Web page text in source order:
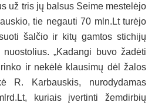
už tris jų balsus Seime mestelėjo
tie negauti 70 mln.Lt turėjo
šalčio ir kitų gamtos stichijų
„Kadangi buvo žadėti
ir nekėlė klausimų dėl žalos
R. Karbauskis, nurodydamas
kuriais įvertinti žemdirbių